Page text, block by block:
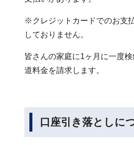
※クレジットカードでのお支
しておりません。
皆さんの家庭に1ヶ月に一度
道料金を請求します。
口座引き落としに